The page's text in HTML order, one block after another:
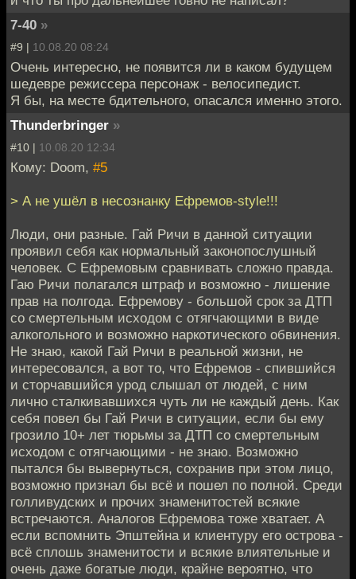
7-40 »
#9 | 10.08.20 08:24
Очень интересно, не появится ли в каком будущем
шедевре режиссера персонаж - велосипедист.
Я бы, на месте бдительного, опасался именно этого.
Thunderbringer »
#10 | 10.08.20 12:34
Кому: Doom, #5
> А не ушёл в несознанку Ефремов-style!!!
Люди, они разные. Гай Ричи в данной ситуации
проявил себя как нормальный законопослушный
человек. С Ефремовым сравнивать сложно правда.
Гаю Ричи полагался штраф и возможно - лишение
прав на полгода. Ефремову - большой срок за ДТП
со смертельным исходом с отягчающими в виде
алкогольного и возможно наркотического обвинения.
Не знаю, какой Гай Ричи в реальной жизни, не
интересовался, а вот то, что Ефремов - спившийся
и сторчавшийся урод слышал от людей, с ним
лично сталкивавшихся чуть ли не каждый день. Как
себя повел бы Гай Ричи в ситуации, если бы ему
грозило 10+ лет тюрьмы за ДТП со смертельным
исходом с отягчающими - не знаю. Возможно
пытался бы вывернуться, сохранив при этом лицо,
возможно признал бы всё и пошел по полной. Среди
голливудских и прочих знаменитостей всякие
встречаются. Аналогов Ефремова тоже хватает. А
если вспомнить Эпштейна и клиентуру его острова -
всё сплошь знаменитости и всякие влиятельные и
очень даже богатые люди, крайне вероятно, что